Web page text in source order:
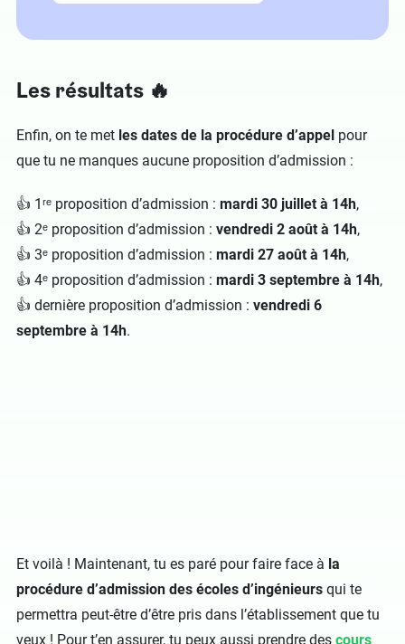
Les résultats 🔥
Enfin, on te met les dates de la procédure d’appel pour
que tu ne manques aucune proposition d’admission :
👍 1ʳᵉ proposition d’admission : mardi 30 juillet à 14h,
👍 2ᵉ proposition d’admission : vendredi 2 août à 14h,
👍 3ᵉ proposition d’admission : mardi 27 août à 14h,
👍 4ᵉ proposition d’admission : mardi 3 septembre à 14h,
👍 dernière proposition d’admission : vendredi 6
septembre à 14h.
Et voilà ! Maintenant, tu es paré pour faire face à la
procédure d’admission des écoles d’ingénieurs qui te
permettra peut-être d’être pris dans l’établissement que tu
veux ! Pour t’en assurer, tu peux aussi prendre des cours